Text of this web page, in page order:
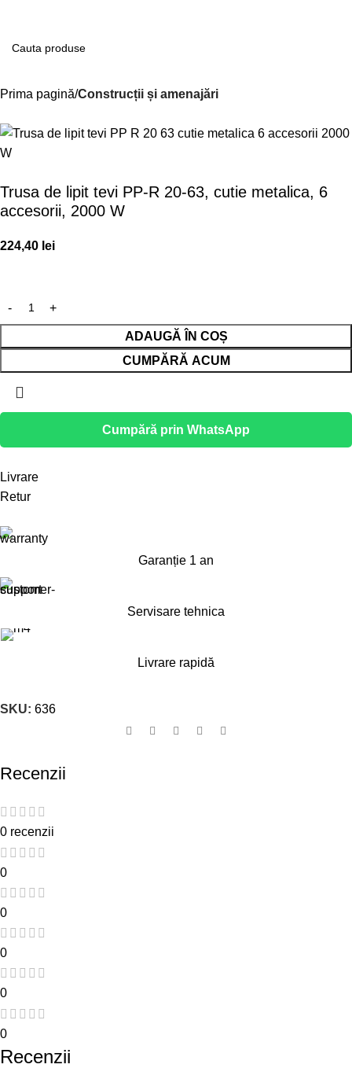
Prima pagină Construcții și amenajări
Trusa de lipit tevi PP-R 20-63, cutie metalica, 6
accesorii, 2000 W
224,40 lei
ADAUGĂ ÎN COȘ
CUMPĂRĂ ACUM
Cumpără prin WhatsApp
Livrare
Retur
Garanție 1 an
Servisare tehnica
Livrare rapidă
SKU: 636
Recenzii
0 recenzii
0
0
0
0
0
Recenzii